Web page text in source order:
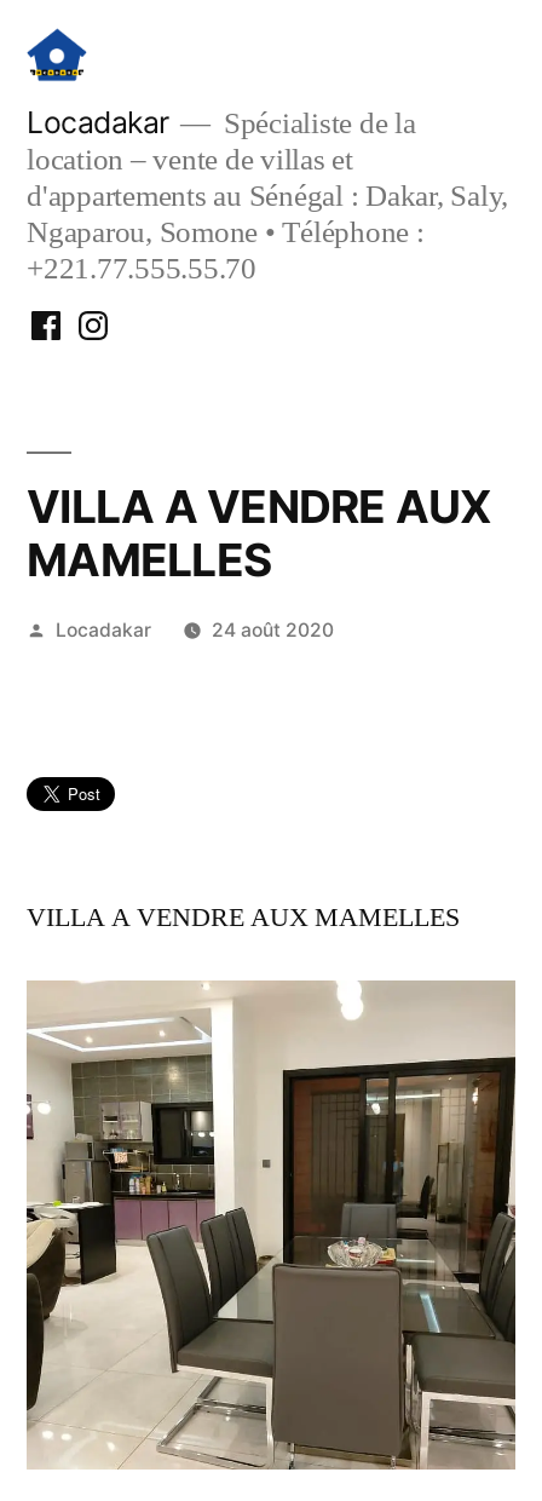
contenu
Locadakar
Spécialiste de la
location – vente de villas et
d'appartements au Sénégal : Dakar, Saly,
Ngaparou, Somone • Téléphone :
+221.77.555.55.70
FacebookInstagram
VILLA A VENDRE AUX
MAMELLES
Publié
Locadakar 24 août 2020
VILLA A VENDRE AUX MAMELLES